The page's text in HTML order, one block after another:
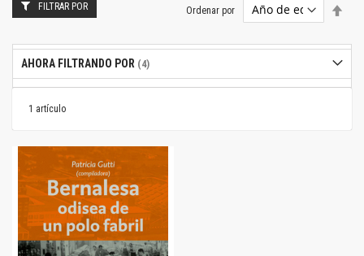
1 artículo
Ordenar por
FILTRAR POR
AHORA FILTRANDO POR